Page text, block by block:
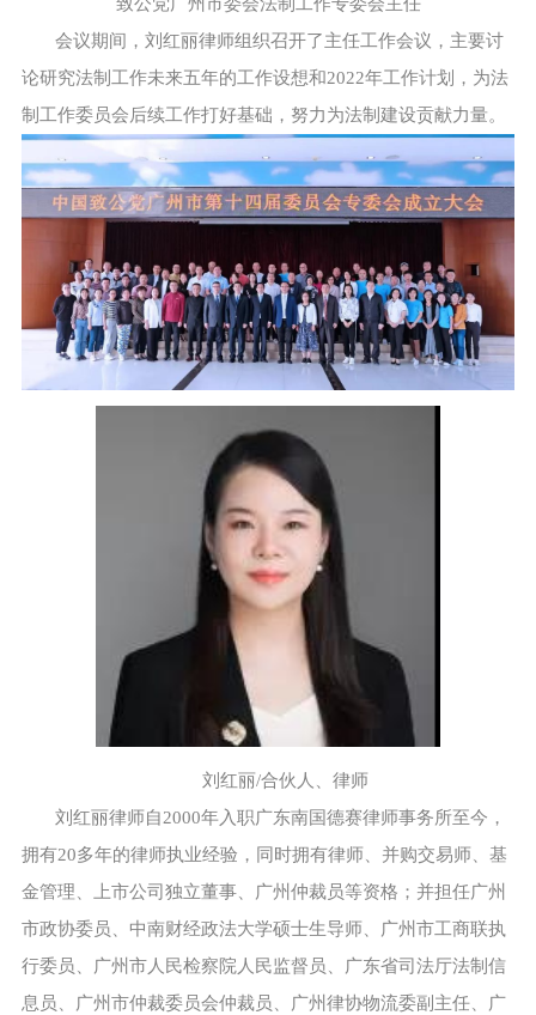
致公党广州市委会法制工作专委会主任
会议期间，刘红丽律师组织召开了主任工作会议，主要讨
论研究法制工作未来五年的工作设想和2022年工作计划，为法
制工作委员会后续工作打好基础，努力为法制建设贡献力量。
刘红丽/合伙人、律师
刘红丽律师自2000年入职广东南国德赛律师事务所至今，
拥有20多年的律师执业经验，同时拥有律师、并购交易师、基
金管理、上市公司独立董事、广州仲裁员等资格；并担任广州
市政协委员、中南财经政法大学硕士生导师、广州市工商联执
行委员、广州市人民检察院人民监督员、广东省司法厅法制信
息员、广州市仲裁委员会仲裁员、广州律协物流委副主任、广